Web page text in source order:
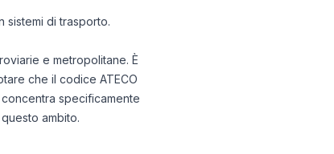
sistemi di trasporto.
e metropolitane. È
che il codice ATECO
specificamente
ambito.